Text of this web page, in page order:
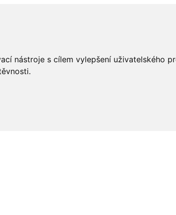
nástroje s cílem vylepšení uživatelského